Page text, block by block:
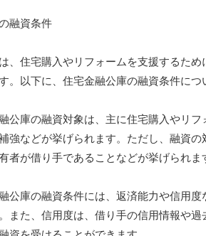
融資条件
、住宅購入やリフォームを支援するた
。以下に、住宅金融公庫の融資条件につ
公庫の融資対象は、主に住宅購入やリ
強などが挙げられます。ただし、融資
者が借り手であることなどが挙げられま
公庫の融資条件には、返済能力や信用
また、信用度は、借り手の信用情報や